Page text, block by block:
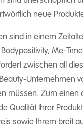
neue
sind in einem
Me-
zwischen all
Unternehmen
müssen. Zum einen
Qualität Ihrer
sowie Ihrem breit